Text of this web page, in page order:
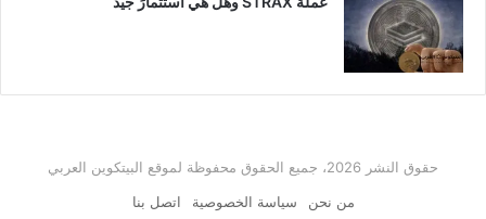
حقوق النشر 2026، جميع الحقوق محفوظة لموقع البيتكوين العربي
من نحن
سياسة الخصوصية اتصل بنا